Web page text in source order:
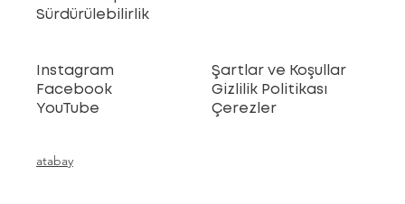
Sürdürülebilirlik
Şartlar ve Koşullar
Gizlilik Politikası
Çerezler
Instagram
Facebook
YouTube
atabay